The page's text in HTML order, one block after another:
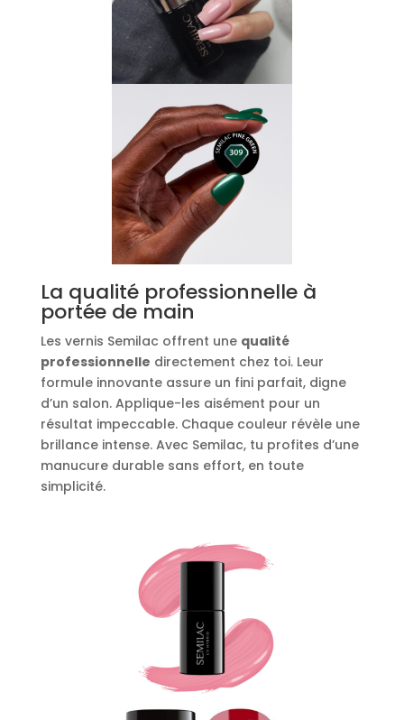
La qualité professionnelle à
portée de main
Les vernis Semilac offrent une qualité
professionnelle directement chez toi. Leur
formule innovante assure un fini parfait, digne
d’un salon. Applique-les aisément pour un
résultat impeccable. Chaque couleur révèle une
brillance intense. Avec Semilac, tu profites d’une
manucure durable sans effort, en toute
simplicité.